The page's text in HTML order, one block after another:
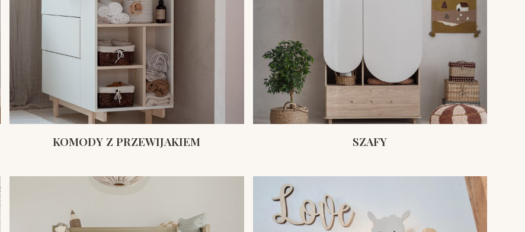
KOMODY Z PRZEWIJAKIEM SZAFY